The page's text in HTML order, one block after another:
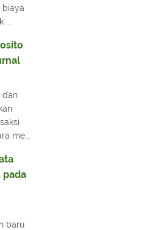
biaya
dan
me...
pada
baru